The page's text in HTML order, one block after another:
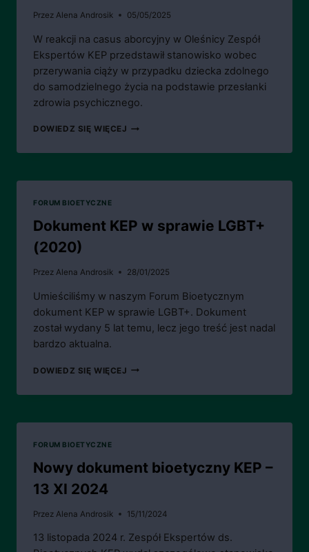
Przez Alena Androsik 05/05/2025
W reakcji na casus aborcyjny w Oleśnicy Zespół
Ekspertów KEP przedstawił stanowisko wobec
przerywania ciąży w przypadku dziecka zdolnego
do samodzielnego życia na podstawie przesłanki
zdrowia psychicznego.
DOWIEDZ SIĘ WIĘCEJ NOWY
BIOETYCZNY
FORUM BIOETYCZNE
Dokument KEP w sprawie LGBT+
(2020)
Przez Alena Androsik 28/01/2025
Umieściliśmy w naszym Forum Bioetycznym
dokument KEP w sprawie LGBT+. Dokument
został wydany 5 lat temu, lecz jego treść jest nadal
bardzo aktualna.
DOWIEDZ SIĘ WIĘCEJ DOKUMENT
FORUM BIOETYCZNE
Nowy dokument bioetyczny KEP –
13 XI 2024
Przez Alena Androsik 15/11/2024
13 listopada 2024 r. Zespół Ekspertów ds.